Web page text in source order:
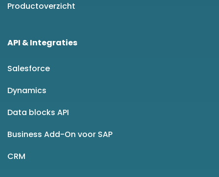
Productoverzicht
API & Integraties
Salesforce
Dynamics
Data blocks API
Business Add-On voor SAP
CRM